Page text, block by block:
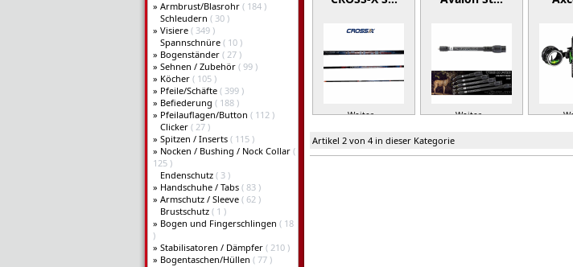
» Armbrust/Blasrohr ( 184 )
Schleudern ( 30 )
» Visiere ( 349 )
Spannschnüre ( 10 )
» Bogenständer ( 27 )
» Sehnen / Zubehör ( 99 )
» Köcher ( 105 )
» Pfeile/Schäfte ( 399 )
» Befiederung ( 188 )
» Pfeilauflagen/Button ( 112 )
Clicker ( 27 )
» Spitzen / Inserts ( 115 )
» Nocken / Bushing / Nock Collar (
125 )
Endenschutz ( 3 )
» Handschuhe / Tabs ( 83 )
» Armschutz / Sleeve ( 62 )
Brustschutz ( 1 )
» Bogen und Fingerschlingen ( 18
)
» Stabilisatoren / Dämpfer ( 210 )
» Bogentaschen/Hüllen ( 77 )
Weiter » Weiter »
Artikel 2 von 4 in dieser Kategorie